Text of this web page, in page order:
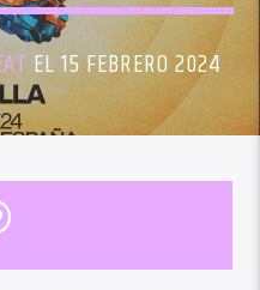
EL 15 FEBRERO 2024